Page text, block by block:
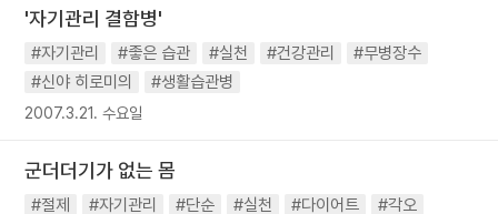
'자기관리 결함병'
#자기관리 #좋은 습관 #실천 #건강관리
#무병장수
#신야 히로미의
#생활습관병
2007.3.21. 수요일
군더더기가 없는 몸
#절제 #자기관리 #단순 #실천 #다이어트 #각오